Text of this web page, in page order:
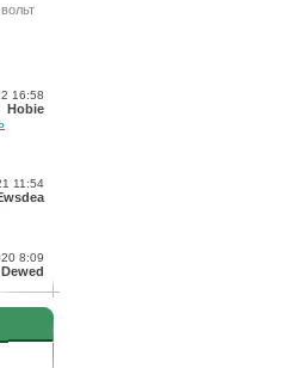
16:58
Hobie
11:54
8:09
Dewed